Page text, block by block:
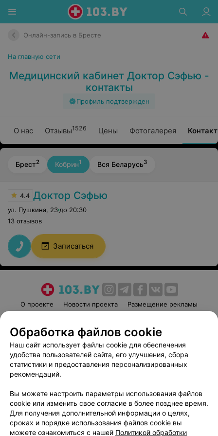
Онлайн-запись в Бресте
На главную сети
Медицинский кабинет Доктор Сэфью -
контакты
Профиль подтвержден
О нас Отзывы1526 Цены Фотогалерея
Брест2 Кобрин1 Вся Беларусь3
4.4 Доктор Сэфью
ул. Пушкина 23 до 20:30
13 отзывов
Записаться
О проекте Новости проекта
Размещение рекламы
Пользовательское соглашение
Способы оплаты
Вакансии
Партнеры
Написать руководителю 103.by
Обработка персональных данных
Обработка файлов cookie
Наш сайт использует файлы cookie для обеспечения
удобства пользователей сайта, его улучшения, сбора
статистики и предоставления персонализированных
рекомендаций.
Вы можете настроить параметры использования файлов
cookie или изменить свое согласие в более позднее время.
Для получения дополнительной информации о целях,
сроках и порядке использования файлов cookie вы
можете ознакомиться с нашей Политикой обработки